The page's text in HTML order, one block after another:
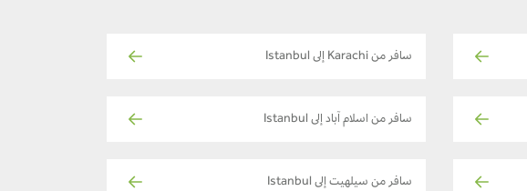
سافر من Karachi إلى Istanbul
سافر من اسلام آباد إلى Istanbul
سافر من سيلهيت إلى Istanbul